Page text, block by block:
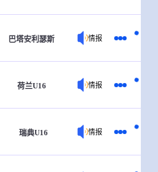
巴塔安利瑟斯 情报
荷兰U16 情报
瑞典U16 情报